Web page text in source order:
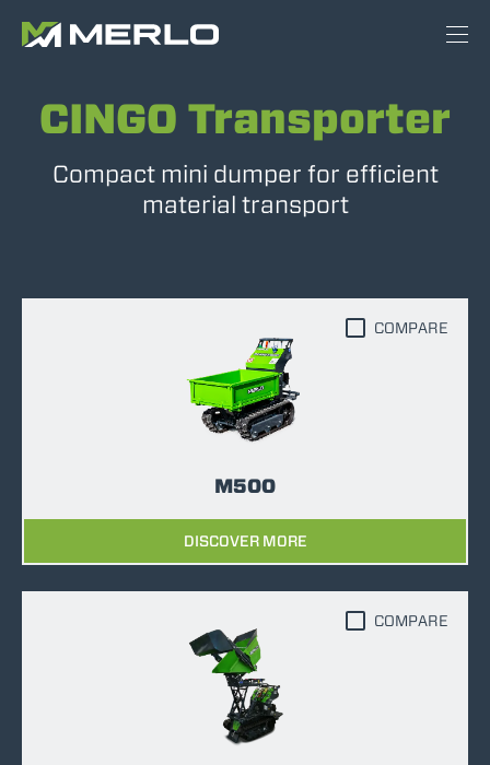
CINGO Transporter
Compact mini dumper for efficient
material transport
M500
DISCOVER MORE
COMPARE
COMPARE